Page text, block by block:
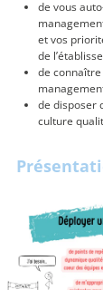
de vous
et vos
de
de
de disposer
culture